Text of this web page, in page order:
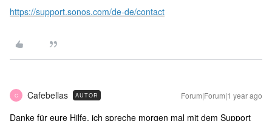
https://support.sonos.com/de-de/contact
C Cafebellas AUTOR Forum|Forum|1 year ago
Danke für eure Hilfe, ich spreche morgen mal mit dem Support